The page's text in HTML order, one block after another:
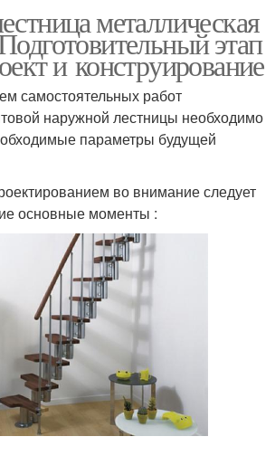
металлическая
этап
и конструирование
самостоятельных работ
наружной лестницы необходимо
параметры будущей
во внимание следует
основные моменты :